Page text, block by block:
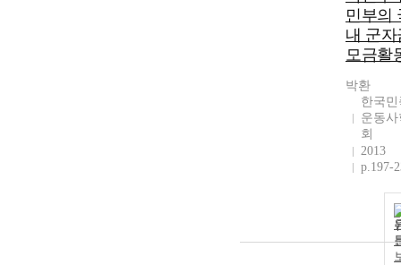
민부의
내 군자
모금활
박환
한국민
운동사
회
2013
p.197-